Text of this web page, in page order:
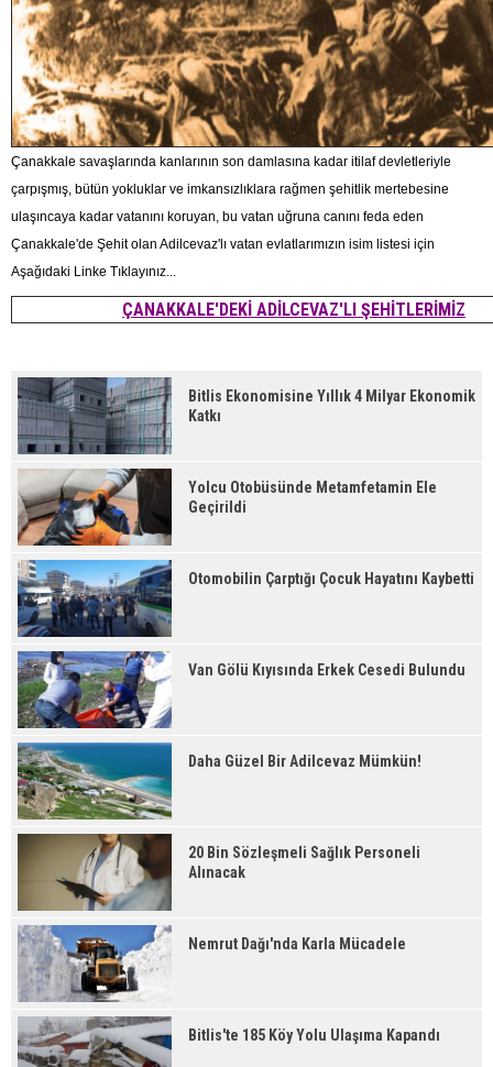
Çanakkale savaşlarında kanlarının son damlasına kadar itilaf devletleriyle
çarpışmış, bütün yokluklar ve imkansızlıklara rağmen şehitlik mertebesine
ulaşıncaya kadar vatanını koruyan, bu vatan uğruna canını feda eden
Çanakkale'de Şehit olan Adilcevaz'lı vatan evlatlarımızın isim listesi için
Aşağıdaki Linke Tıklayınız...
ÇANAKKALE'DEKİ ADİLCEVAZ'LI ŞEHİTLERİMİZ
Bitlis Ekonomisine Yıllık 4 Milyar Ekonomik
Katkı
Yolcu Otobüsünde Metamfetamin Ele
Geçirildi
Otomobilin Çarptığı Çocuk Hayatını Kaybetti
Van Gölü Kıyısında Erkek Cesedi Bulundu
Daha Güzel Bir Adilcevaz Mümkün!
20 Bin Sözleşmeli Sağlık Personeli
Alınacak
Nemrut Dağı'nda Karla Mücadele
Bitlis'te 185 Köy Yolu Ulaşıma Kapandı